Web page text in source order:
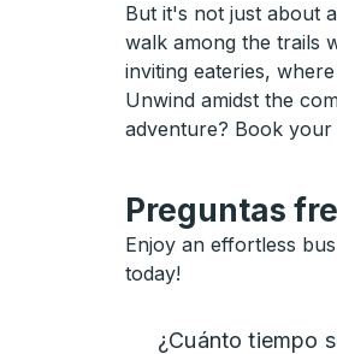
But it's not just about
walk among the trails
inviting eateries,
Unwind amidst the
adventure? Book
Preguntas
Enjoy an effortless
today!
¿Cuánto tiempo